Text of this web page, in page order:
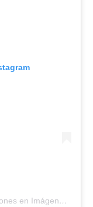
Una publicación compartida de Sensaciones en Imágenes (@sensacionesenimagenes)